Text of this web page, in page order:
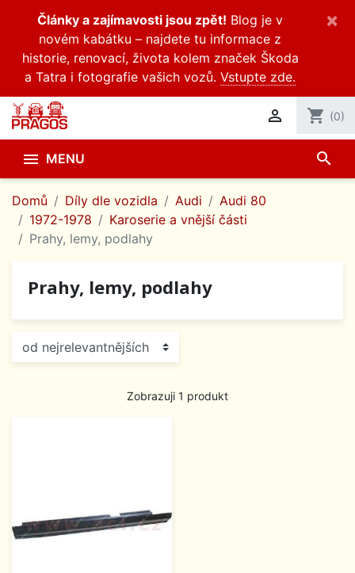
Články a zajímavosti jsou zpět! Blog je v
novém kabátku – najdete tu informace z
historie, renovací, života kolem značek Škoda
a Tatra i fotografie vašich vozů. Vstupte zde.
×
 shopping_cart (0)
 MENU search
Domů Díly dle vozidla Audi
Audi 80
1972-1978
Karoserie a vnější části
Prahy, lemy, podlahy
Prahy, lemy, podlahy
Zobrazuji 1 produkt